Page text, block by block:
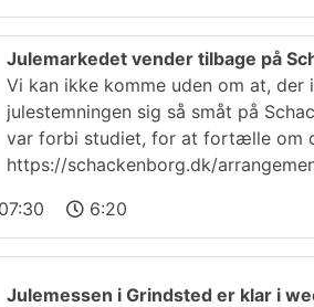
Julemarkedet vender tilbage på
Vi kan ikke komme uden om at,
julestemningen sig så småt på
var forbi studiet, for at fortælle om
https://schackenborg.dk/
07:30
6:20
Julemessen i Grindsted er klar i